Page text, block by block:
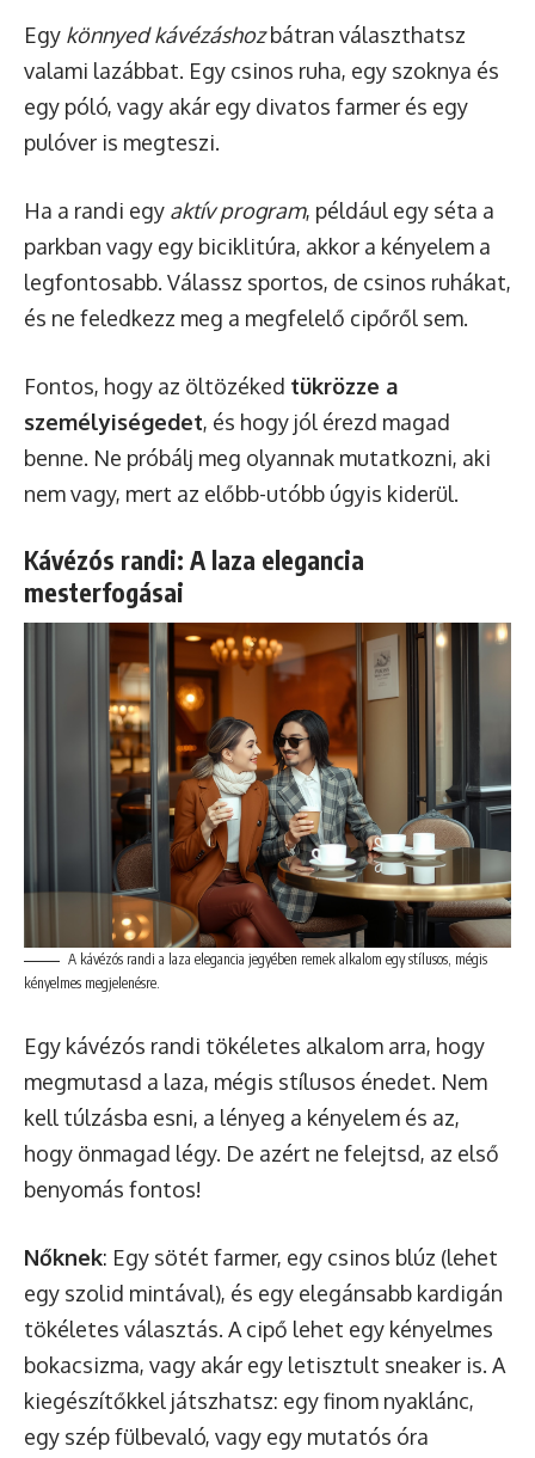
Egy könnyed kávézáshozbátran választhatsz
valami lazábbat. Egy csinos ruha, egy szoknya és
egy póló, vagy akár egy divatos farmer és egy
pulóver is megteszi.
Ha a randi egy aktív program, például egy séta a
parkban vagy egy biciklitúra, akkor a kényelem a
legfontosabb. Válassz sportos, de csinos ruhákat,
és ne feledkezz meg a megfelelő cipőről sem.
Fontos, hogy az öltözéked tükrözze a
személyiségedet, és hogy jól érezd magad
benne. Ne próbálj meg olyannak mutatkozni, aki
nem vagy, mert az előbb-utóbb úgyis kiderül.
Kávézós randi: A laza elegancia
mesterfogásai
A kávézós randi a laza elegancia jegyében remek alkalom egy stílusos, mégis
kényelmes megjelenésre.
Egy kávézós randi tökéletes alkalom arra, hogy
megmutasd a laza, mégis stílusos énedet. Nem
kell túlzásba esni, a lényeg a kényelem és az,
hogy önmagad légy. De azért ne felejtsd, az első
benyomás fontos!
Nőknek: Egy sötét farmer, egy csinos blúz (lehet
egy szolid mintával), és egy elegánsabb kardigán
tökéletes választás. A cipő lehet egy kényelmes
bokacsizma, vagy akár egy letisztult sneaker is. A
kiegészítőkkel játszhatsz: egy finom nyaklánc,
egy szép fülbevaló, vagy egy mutatós óra